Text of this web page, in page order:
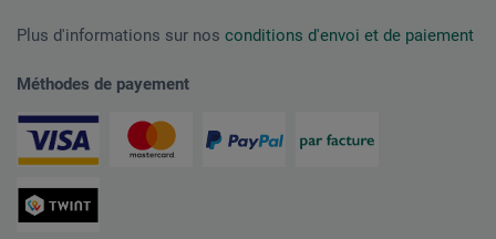
Plus d'informations sur nos conditions d'envoi et de paiement
Méthodes de payement